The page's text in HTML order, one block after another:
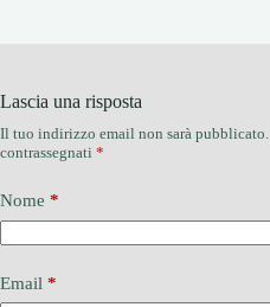
Lascia una risposta
Il tuo indirizzo email non sarà pubblicato.
contrassegnati *
Nome *
Email *